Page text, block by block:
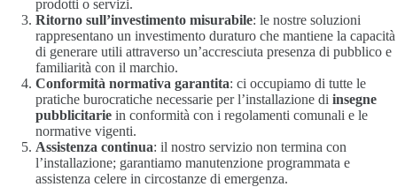
prodotti o servizi.
Ritorno sull’investimento misurabile: le nostre soluzioni
rappresentano un investimento duraturo che mantiene la capacità
di generare utili attraverso un’accresciuta presenza di pubblico e
familiarità con il marchio.
Conformità normativa garantita: ci occupiamo di tutte le
pratiche burocratiche necessarie per l’installazione di insegne
pubblicitarie in conformità con i regolamenti comunali e le
normative vigenti.
Assistenza continua: il nostro servizio non termina con
l’installazione; garantiamo manutenzione programmata e
assistenza celere in circostanze di emergenza.